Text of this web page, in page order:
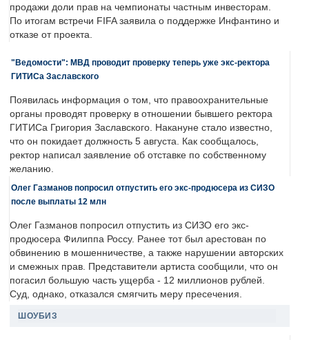
продажи доли прав на чемпионаты частным инвесторам.
По итогам встречи FIFA заявила о поддержке Инфантино и
отказе от проекта.
"Ведомости": МВД проводит проверку теперь уже экс-ректора
ГИТИСа Заславского
Появилась информация о том, что правоохранительные
органы проводят проверку в отношении бывшего ректора
ГИТИСа Григория Заславского. Накануне стало известно,
что он покидает должность 5 августа. Как сообщалось,
ректор написал заявление об отставке по собственному
желанию.
Олег Газманов попросил отпустить его экс-продюсера из СИЗО
после выплаты 12 млн
Олег Газманов попросил отпустить из СИЗО его экс-
продюсера Филиппа Россу. Ранее тот был арестован по
обвинению в мошенничестве, а также нарушении авторских
и смежных прав. Представители артиста сообщили, что он
погасил большую часть ущерба - 12 миллионов рублей.
Суд, однако, отказался смягчить меру пресечения.
ШОУБИЗ